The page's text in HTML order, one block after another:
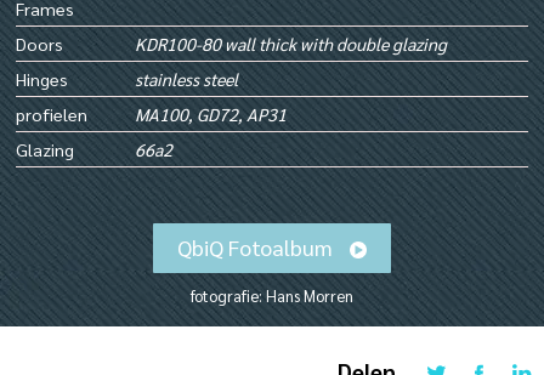
Frames
Doors
KDR100-80 wall thick with double glazing
Hinges
stainless steel
profielen
MA100, GD72, AP31
Glazing
66a2
QbiQ Fotoalbum
fotografie: Hans Morren